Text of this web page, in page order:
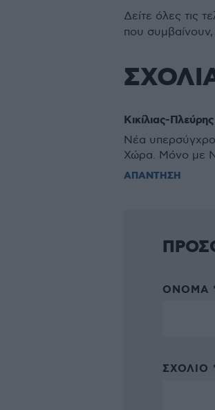
Δείτε όλες τις
που συμβαίνουν,
Κικίλιας-
Νέα
Χώρα. Μόνο με
ΑΠΑΝΤΗΣΗ
ΌΝΟΜΑ
ΣΧΌΛΙΟ